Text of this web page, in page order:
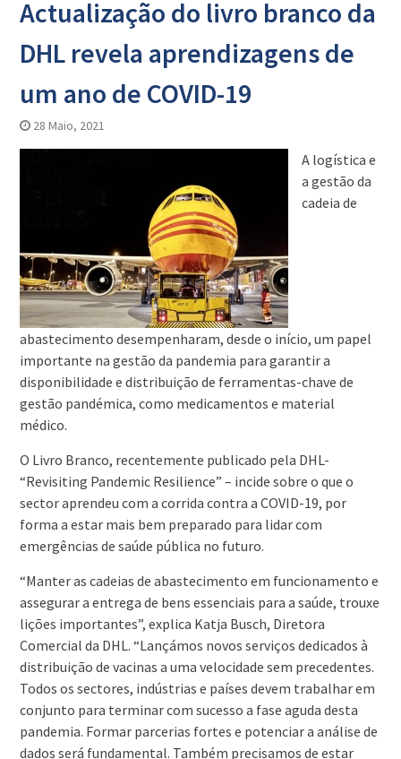
Actualização do livro branco da
DHL revela aprendizagens de
um ano de COVID-19
28 Maio, 2021
A logística e
a gestão da
cadeia de
abastecimento desempenharam, desde o início, um papel
importante na gestão da pandemia para garantir a
disponibilidade e distribuição de ferramentas-chave de
gestão pandémica, como medicamentos e material
médico.
O Livro Branco, recentemente publicado pela DHL-
“Revisiting Pandemic Resilience” – incide sobre o que o
sector aprendeu com a corrida contra a COVID-19, por
forma a estar mais bem preparado para lidar com
emergências de saúde pública no futuro.
“Manter as cadeias de abastecimento em funcionamento e
assegurar a entrega de bens essenciais para a saúde, trouxe
lições importantes”, explica Katja Busch, Diretora
Comercial da DHL. “Lançámos novos serviços dedicados à
distribuição de vacinas a uma velocidade sem precedentes.
Todos os sectores, indústrias e países devem trabalhar em
conjunto para terminar com sucesso a fase aguda desta
pandemia. Formar parcerias fortes e potenciar a análise de
dados será fundamental. Também precisamos de estar